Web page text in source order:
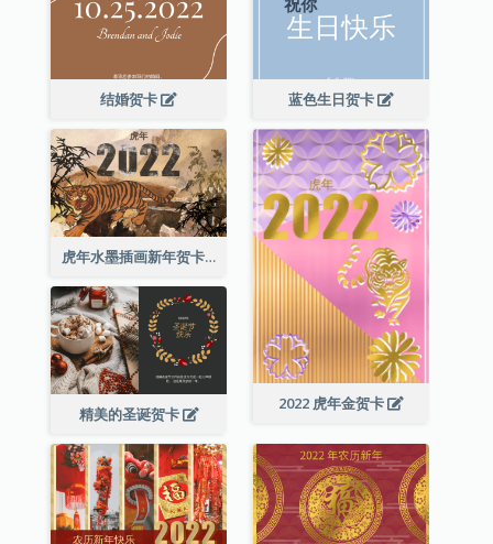
结婚贺卡 蓝色生日贺卡
虎年水墨插画新年贺卡
2022 虎年金贺卡
精美的圣诞贺卡